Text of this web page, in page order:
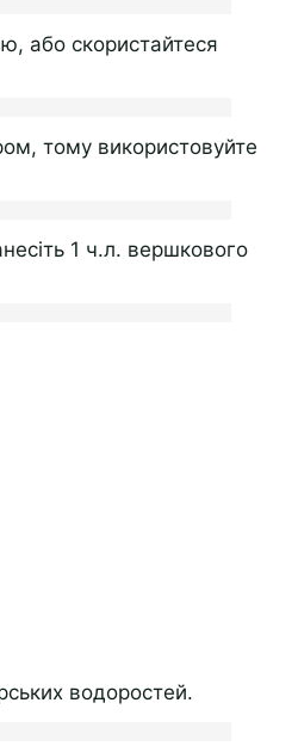
або скористайтеся
тому використовуйте
1 ч.л. вершкового
водоростей.